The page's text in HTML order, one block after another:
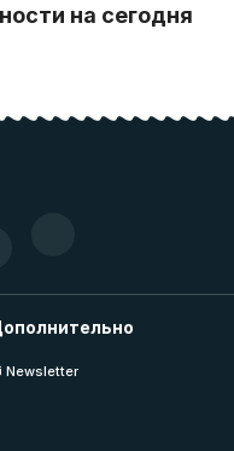
на сегодня
Newsletter